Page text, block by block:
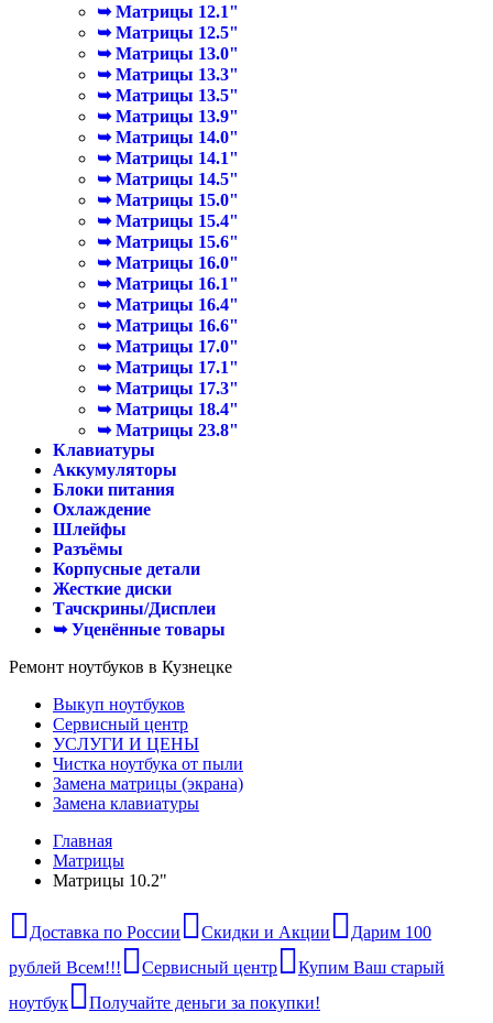
➥ Матрицы 12.1"
➥ Матрицы 12.5"
➥ Матрицы 13.0"
➥ Матрицы 13.3"
➥ Матрицы 13.5"
➥ Матрицы 13.9"
➥ Матрицы 14.0"
➥ Матрицы 14.1"
➥ Матрицы 14.5"
➥ Матрицы 15.0"
➥ Матрицы 15.4"
➥ Матрицы 15.6"
➥ Матрицы 16.0"
➥ Матрицы 16.1"
➥ Матрицы 16.4"
➥ Матрицы 16.6"
➥ Матрицы 17.0"
➥ Матрицы 17.1"
➥ Матрицы 17.3"
➥ Матрицы 18.4"
➥ Матрицы 23.8"
Клавиатуры
Аккумуляторы
Блоки питания
Охлаждение
Шлейфы
Разъёмы
Корпусные детали
Жесткие диски
Тачскрины/Дисплеи
➥ Уценённые товары
Ремонт ноутбуков в Кузнецке
Выкуп ноутбуков
Сервисный центр
УСЛУГИ И ЦЕНЫ
Чистка ноутбука от пыли
Замена матрицы (экрана)
Замена клавиатуры
Главная
Матрицы
Матрицы 10.2"
Доставка по России Скидки и Акции
Дарим 100
рублей Всем!!!
Сервисный центр
Купим Ваш старый
ноутбук
Получайте деньги за покупки!